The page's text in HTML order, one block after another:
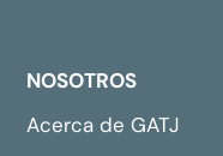
NOSOTROS
Acerca de GATJ